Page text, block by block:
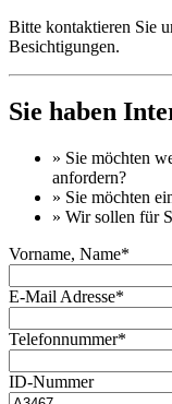
Bitte kontaktieren Sie
Besichtigungen.
Sie haben
» Sie möchten
anfordern?
» Sie möchten
» Wir sollen für
Vorname, Name*
E-Mail Adresse*
Telefonnummer*
ID-Nummer